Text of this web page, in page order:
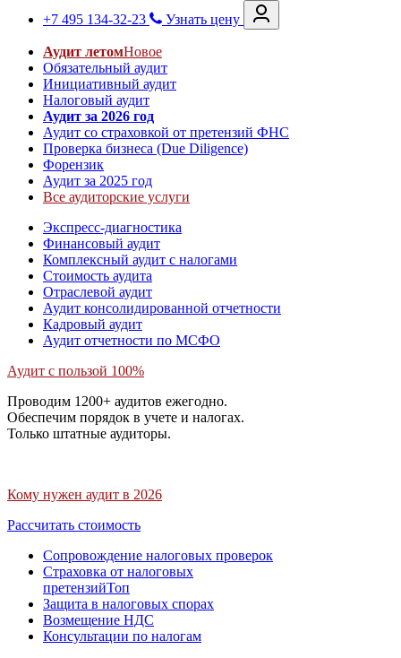
+7 495 134-32-23
Узнать цену
Аудит летомНовое
Обязательный аудит
Инициативный аудит
Налоговый аудит
Аудит за 2026 год
Аудит со страховкой от претензий ФНС
Проверка бизнеса (Due Diligence)
Форензик
Аудит за 2025 год
Все аудиторские услуги
Экспресс-диагностика
Финансовый аудит
Комплексный аудит с налогами
Стоимость аудита
Отраслевой аудит
Аудит консолидированной отчетности
Кадровый аудит
Аудит отчетности по МСФО
Аудит с пользой 100%
Проводим 1200+ аудитов ежегодно.
Обеспечим порядок в учете и налогах.
Только штатные аудиторы.
Кому нужен аудит в 2026
Рассчитать стоимость
Сопровождение налоговых проверок
Страховка от налоговых
претензийТоп
Защита в налоговых спорах
Возмещение НДС
Консультации по налогам